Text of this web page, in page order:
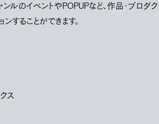
ルのイベントやPOPUPなど、作品・プロダク
することができます。
ス